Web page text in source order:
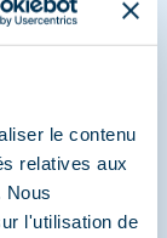
le contenu
relatives aux
Nous
l'utilisation de
à